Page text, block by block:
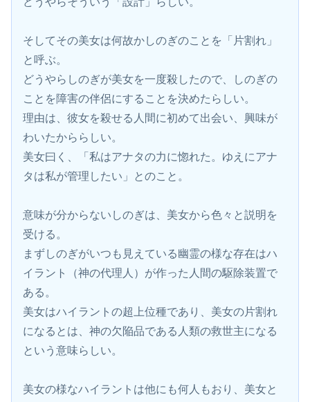
そしてその美女は何故かしのぎのことを「片割れ」
と呼ぶ。
どうやらしのぎが美女を一度殺したので、しのぎの
ことを障害の伴侶にすることを決めたらしい。
理由は、彼女を殺せる人間に初めて出会い、興味が
わいたかららしい。
美女曰く、「私はアナタの力に惚れた。ゆえにアナ
タは私が管理したい」とのこと。
意味が分からないしのぎは、美女から色々と説明を
受ける。
まずしのぎがいつも見えている幽霊の様な存在はハ
イラント（神の代理人）が作った人間の駆除装置で
ある。
美女はハイラントの超上位種であり、美女の片割れ
になるとは、神の欠陥品である人類の救世主になる
という意味らしい。
美女の様なハイラントは他にも何人もおり、美女と